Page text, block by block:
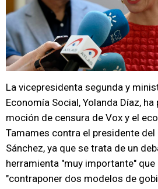
La vicepresidenta segunda y
Economía Social, Yolanda Díaz,
moción de censura de Vox y el
Tamames contra el presidente del
Sánchez, ya que se trata de un
herramienta "muy importante"
"contraponer dos modelos de